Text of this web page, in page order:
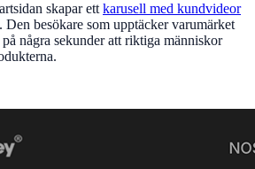
skapar ett karusell med kundvideor
Den besökare som upptäcker varumärket
några sekunder att riktiga människor